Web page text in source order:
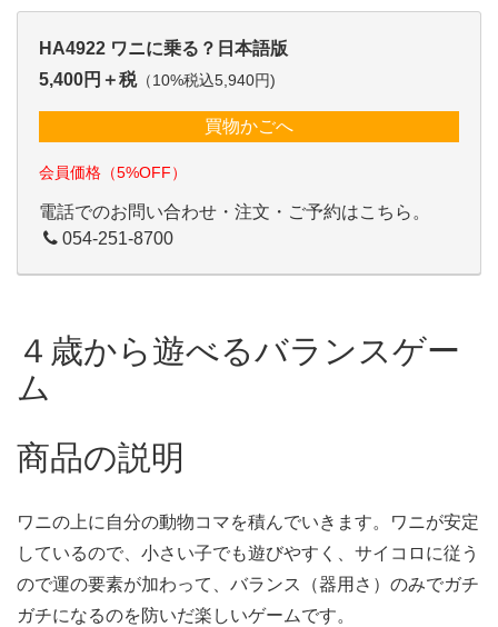
HA4922 ワニに乗る？日本語版
5,400円＋税（10%税込5,940円)
買物かごへ
会員価格（5%OFF）
電話でのお問い合わせ・注文・ご予約はこちら。
054-251-8700
４歳から遊べるバランスゲー
ム
商品の説明
ワニの上に自分の動物コマを積んでいきます。ワニが安定
しているので、小さい子でも遊びやすく、サイコロに従う
ので運の要素が加わって、バランス（器用さ）のみでガチ
ガチになるのを防いだ楽しいゲームです。